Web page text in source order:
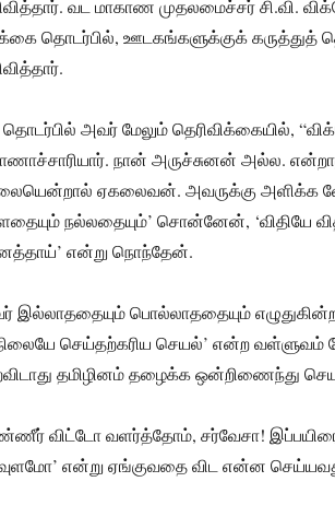
வட மாகாண முதலமைச்சர் சி.வி.
தொடர்பில், ஊடகங்களுக்குக் கருத்துத்
தொடர்பில் அவர் மேலும் தெரிவிக்கையில்,
நான் அருச்சுனன் அல்ல.
ஏகலைவன். அவருக்கு அளிக்க
நல்லதையும்’ சொன்னேன், ‘விதியே
என்று நொந்தேன்.
இல்லாததையும் பொல்லாததையும்
செய்தற்கரிய செயல்’ என்ற வள்ளுவம்
தமிழினம் தழைக்க ஒன்றிணைந்து
விட்டோ வளர்த்தோம், சர்வேசா!
என்று ஏங்குவதை விட என்ன